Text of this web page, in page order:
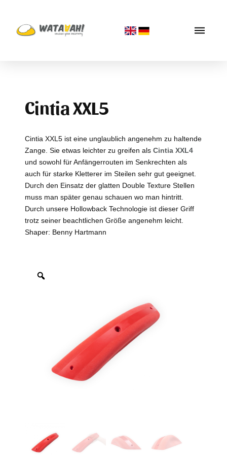
Cintia XXL5
Cintia XXL5 ist eine unglaublich angenehm zu haltende
Zange. Sie etwas leichter zu greifen als Cintia XXL4
und sowohl für Anfängerrouten im Senkrechten als
auch für starke Kletterer im Steilen sehr gut geeignet.
Durch den Einsatz der glatten Double Texture Stellen
muss man später genau schauen wo man hintritt.
Durch unsere Hollowback Technologie ist dieser Griff
trotz seiner beachtlichen Größe angenehm leicht.
Shaper: Benny Hartmann